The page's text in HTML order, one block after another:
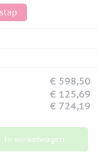
€ 598,50
€ 125,69
€ 724,19
In winkelwagen